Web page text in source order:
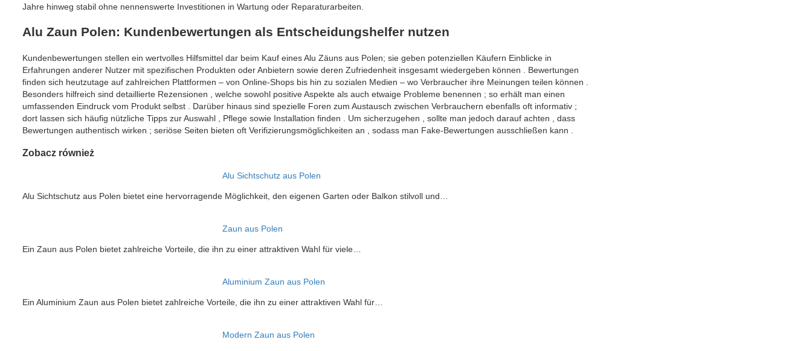
Jahre hinweg stabil ohne nennenswerte Investitionen in Wartung oder Reparaturarbeiten.
Alu Zaun Polen: Kundenbewertungen als Entscheidungshelfer nutzen
Kundenbewertungen stellen ein wertvolles Hilfsmittel dar beim Kauf eines Alu Zäuns aus Polen; sie geben potenziellen Käufern Einblicke in
Erfahrungen anderer Nutzer mit spezifischen Produkten oder Anbietern sowie deren Zufriedenheit insgesamt wiedergeben können . Bewertungen
finden sich heutzutage auf zahlreichen Plattformen – von Online-Shops bis hin zu sozialen Medien – wo Verbraucher ihre Meinungen teilen können .
Besonders hilfreich sind detaillierte Rezensionen , welche sowohl positive Aspekte als auch etwaige Probleme benennen ; so erhält man einen
umfassenden Eindruck vom Produkt selbst . Darüber hinaus sind spezielle Foren zum Austausch zwischen Verbrauchern ebenfalls oft informativ ;
dort lassen sich häufig nützliche Tipps zur Auswahl , Pflege sowie Installation finden . Um sicherzugehen , sollte man jedoch darauf achten , dass
Bewertungen authentisch wirken ; seriöse Seiten bieten oft Verifizierungsmöglichkeiten an , sodass man Fake-Bewertungen ausschließen kann .
Zobacz również
Alu Sichtschutz aus Polen
Alu Sichtschutz aus Polen bietet eine hervorragende Möglichkeit, den eigenen Garten oder Balkon stilvoll und…
Zaun aus Polen
Ein Zaun aus Polen bietet zahlreiche Vorteile, die ihn zu einer attraktiven Wahl für viele…
Aluminium Zaun aus Polen
Ein Aluminium Zaun aus Polen bietet zahlreiche Vorteile, die ihn zu einer attraktiven Wahl für…
Modern Zaun aus Polen